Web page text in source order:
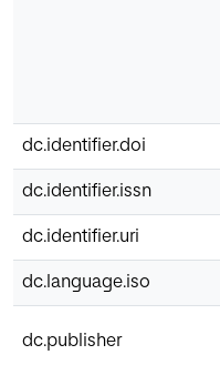
dc.identifier.doi
dc.identifier.issn
dc.identifier.uri
dc.language.iso
dc.publisher